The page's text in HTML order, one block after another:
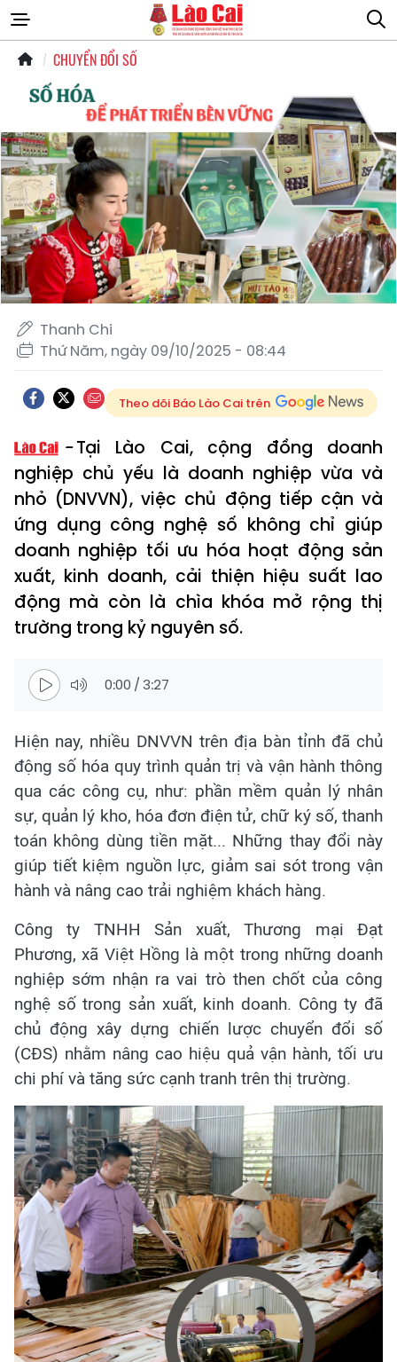
CHUYỂN ĐỔI SỐ
Thanh Chi
Thứ Năm, ngày 09/10/2025 - 08:44
Theo dõi Báo Lào Cai trên
Tại Lào Cai, cộng đồng doanh
nghiệp chủ yếu là doanh nghiệp vừa và
nhỏ (DNVVN), việc chủ động tiếp cận và
ứng dụng công nghệ số không chỉ giúp
doanh nghiệp tối ưu hóa hoạt động sản
xuất, kinh doanh, cải thiện hiệu suất lao
động mà còn là chìa khóa mở rộng thị
trường trong kỷ nguyên số.
0:00 /3:27
Hiện nay, nhiều DNVVN trên địa bàn tỉnh đã chủ
động số hóa quy trình quản trị và vận hành thông
qua các công cụ, như: phần mềm quản lý nhân
sự, quản lý kho, hóa đơn điện tử, chữ ký số, thanh
toán không dùng tiền mặt... Những thay đổi này
giúp tiết kiệm nguồn lực, giảm sai sót trong vận
hành và nâng cao trải nghiệm khách hàng.
Công ty TNHH Sản xuất, Thương mại Đạt
Phương, xã Việt Hồng là một trong những doanh
nghiệp sớm nhận ra vai trò then chốt của công
nghệ số trong sản xuất, kinh doanh. Công ty đã
chủ động xây dựng chiến lược chuyển đổi số
(CĐS) nhằm nâng cao hiệu quả vận hành, tối ưu
chi phí và tăng sức cạnh tranh trên thị trường.